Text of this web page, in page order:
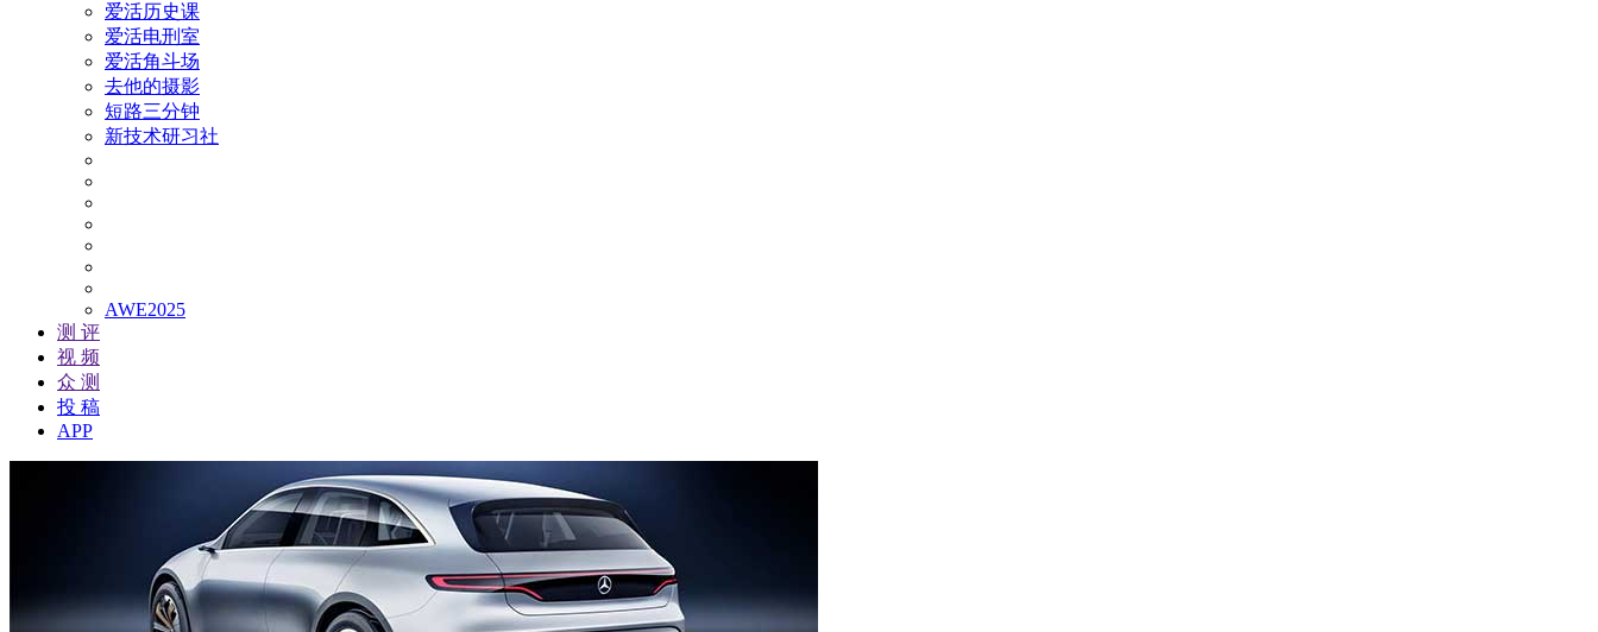
爱活历史课
爱活电刑室
爱活角斗场
去他的摄影
短路三分钟
新技术研习社
AWE2025
测 评
视 频
众 测
投 稿
APP